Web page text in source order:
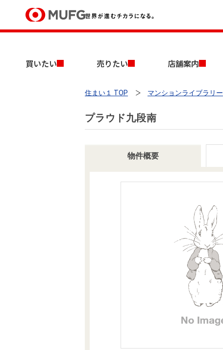
買いたい 売りたい 店舗案内
買いたいTOP
売りたいTOP
店舗案内TOP
会社情報TOP
採用情報TOP
売りたい
住まい１ TOP マンションライブラリー
プラウド九段南
物件概要